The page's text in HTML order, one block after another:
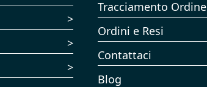
Tracciamento Ordine
Ordini e Resi
Contattaci
Blog